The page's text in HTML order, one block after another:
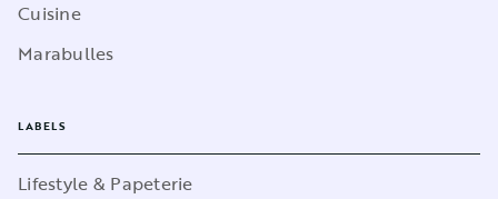
Cuisine
Marabulles
LABELS
Lifestyle & Papeterie